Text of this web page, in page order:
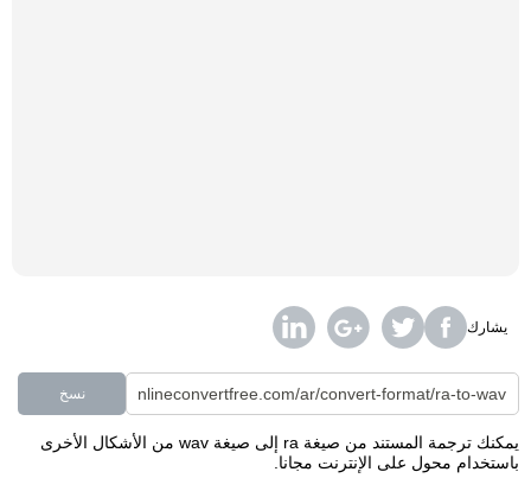
يشارك
نسخ
يمكنك ترجمة المستند من صيغة ra إلى صيغة wav من الأشكال الأخرى
باستخدام محول على الإنترنت مجانا.